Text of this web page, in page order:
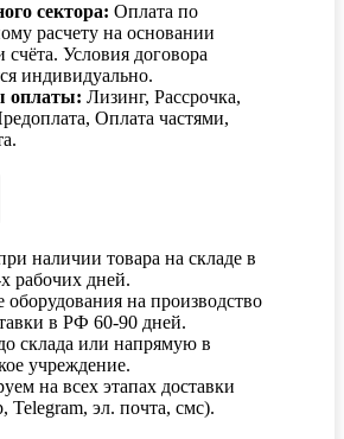
сектора: Оплата по
расчету на основании
счёта. Условия договора
индивидуально.
оплаты: Лизинг, Рассрочка,
Оплата частями,
наличии товара на складе в
рабочих дней.
оборудования на производство
в РФ 60-90 дней.
склада или напрямую в
учреждение.
на всех этапах доставки
Telegram, эл. почта, смс).